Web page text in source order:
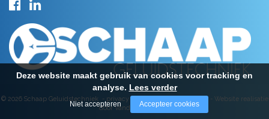
© 2026 Schaap Geluidstechniek - privacy - algemene voorwaarden- Website realisatie
door Vanderperk Groep
Deze website maakt gebruik van cookies voor tracking en
analyse. Lees verder
Niet accepteren Accepteer cookies